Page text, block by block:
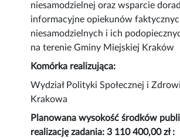
niesamodzielnej oraz wsparcie
informacyjne opiekunów
niesamodzielnych i ich
na terenie Gminy Miejskiej Kraków
Komórka realizująca:
Wydział Polityki Społecznej i
Krakowa
Planowana wysokość środków
realizację zadania: 3 110 400,00 zł :